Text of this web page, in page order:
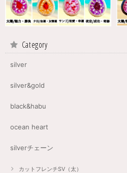
Category
silver
silver&gold
black&habu
ocean heart
silverチェーン
カットフレンチSV（太）